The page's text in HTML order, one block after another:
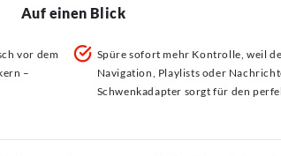
Auf einen Blick
vor dem
–
Spüre sofort mehr Kontrolle, weil
Navigation, Playlists oder
Schwenkadapter sorgt für den